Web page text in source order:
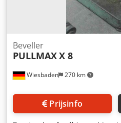
Wiesbaden 270 km
Beveller
PULLMAXX 8
Prijsinfo